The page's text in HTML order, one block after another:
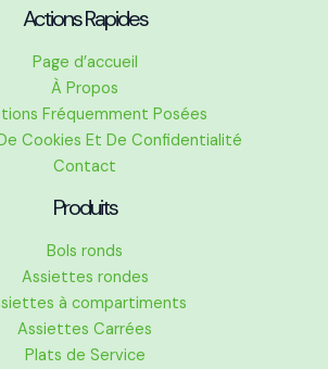
Actions Rapides
Page d’accueil
À Propos
Fréquemment Posées
Cookies Et De Confidentialité
Contact
Produits
Bols ronds
Assiettes rondes
à compartiments
Assiettes Carrées
Plats de Service